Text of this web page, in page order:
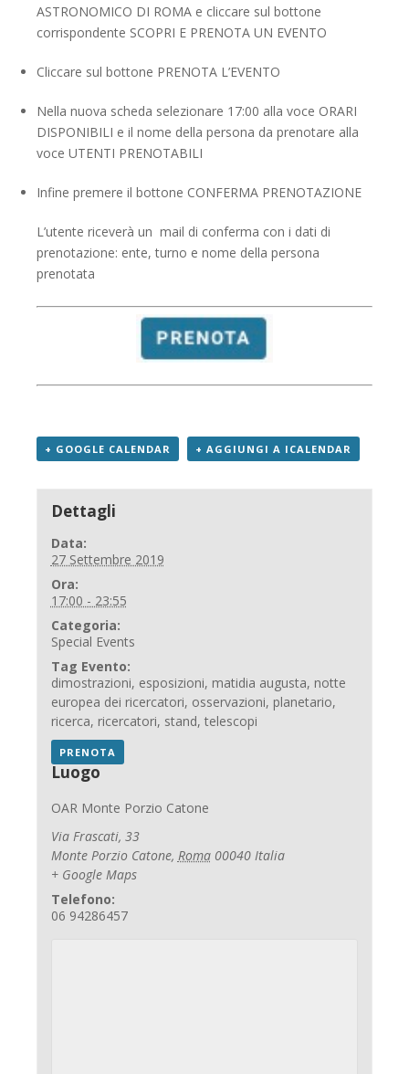
ASTRONOMICO DI ROMA e cliccare sul bottone
corrispondente SCOPRI E PRENOTA UN EVENTO
Cliccare sul bottone PRENOTA L’EVENTO
Nella nuova scheda selezionare 17:00 alla voce ORARI
DISPONIBILI e il nome della persona da prenotare alla
voce UTENTI PRENOTABILI
Infine premere il bottone CONFERMA PRENOTAZIONE
L’utente riceverà un mail di conferma con i dati di
prenotazione: ente, turno e nome della persona
prenotata
+ GOOGLE CALENDAR + AGGIUNGI A ICALENDAR
Dettagli
Data:
27 Settembre 2019
Ora:
17:00 - 23:55
Categoria:
Special Events
Tag Evento:
dimostrazioni, esposizioni, matidia augusta, notte
europea dei ricercatori, osservazioni, planetario,
ricerca, ricercatori, stand, telescopi
PRENOTA
Luogo
OAR Monte Porzio Catone
Via Frascati, 33
Monte Porzio Catone, Roma 00040 Italia
+ Google Maps
Telefono:
06 94286457